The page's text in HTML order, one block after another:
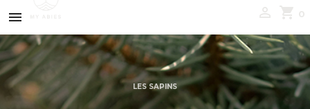
 shopping_cart 0

LES SAPINS